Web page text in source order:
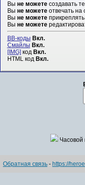
Вы не можетесоздавать
Вы не можетеотвечать на
Вы не можете
Вы не можете
BB-коды Вкл.
Смайлы Вкл.
[IMG] код Вкл.
HTML код Вкл.
Часовой
Обратная связь - https://